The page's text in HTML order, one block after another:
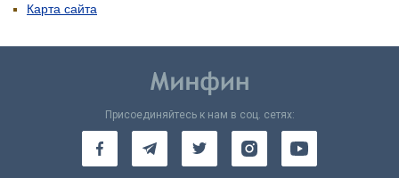
Карта сайта
Присоединяйтесь к нам в соц. сетях: